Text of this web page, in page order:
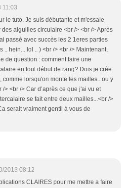
11:03
le tuto. Je suis débutante et m'essaie
aiguilles circulaire <br /> <br /> Après
passé avec succès les 2 1eres parties
.. hein... lol .. ) <br /> <br /> Maintenant,
de question : comment faire une
en tout début de rang? Dois je crée
comme lorsqu'on monte les mailles.. ou y
> <br /> Car d’après ce que j'ai vu et
se fait entre deux mailles...<br />
serait vraiment gentil à vous de
2013 08:12
CLAIRES pour me mettre a faire